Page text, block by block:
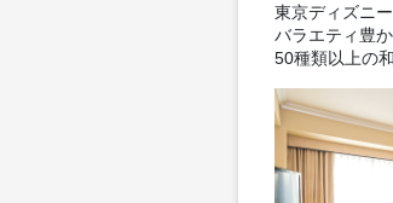
東京ディズニ
バラエティ豊
50種類以上の